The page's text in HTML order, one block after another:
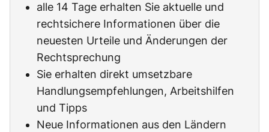
alle 14 Tage erhalten Sie aktuelle und
rechtsichere Informationen über die
neuesten Urteile und Änderungen der
Rechtsprechung
Sie erhalten direkt umsetzbare
Handlungsempfehlungen, Arbeitshilfen
und Tipps
Neue Informationen aus den Ländern